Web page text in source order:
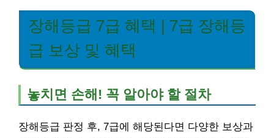
장해등급 7급 혜택 | 7급 장해등
급 보상 및 혜택
놓치면 손해! 꼭 알아야 할 절차
장해등급 판정 후, 7급에 해당된다면 다양한 보상과